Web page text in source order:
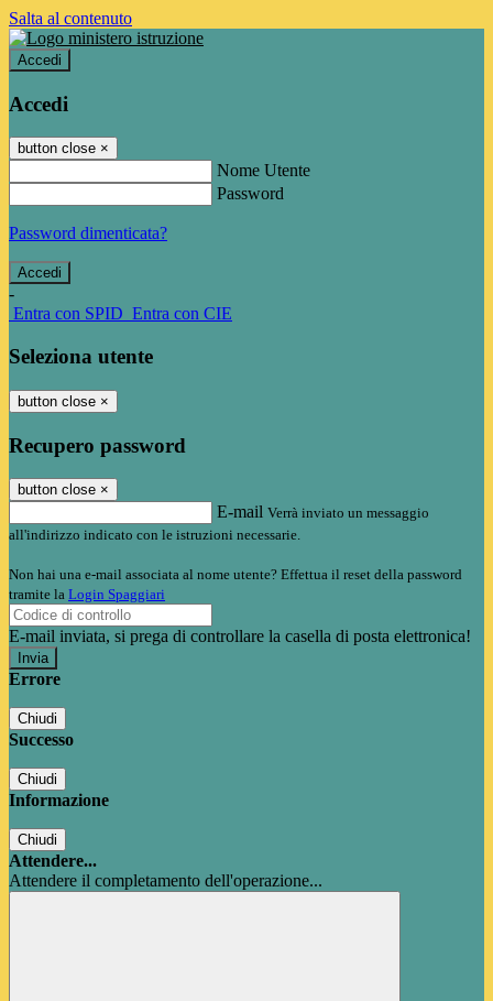
Salta al contenuto
Accedi
Accedi
button close ×
Nome Utente
Password
Password dimenticata?
-
Entra con SPID Entra con CIE
Seleziona utente
button close ×
Recupero password
button close ×
E-mail Verrà inviato un messaggio
all'indirizzo indicato con le istruzioni necessarie.
Non hai una e-mail associata al nome utente? Effettua il reset della password
tramite la Login Spaggiari
E-mail inviata, si prega di controllare la casella di posta elettronica!
Errore
Chiudi
Successo
Chiudi
Informazione
Chiudi
Attendere...
Attendere il completamento dell'operazione...